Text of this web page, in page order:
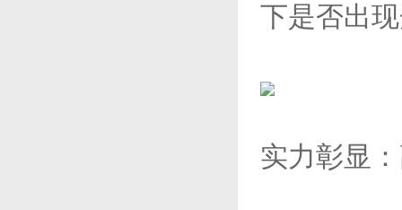
下是否出
实力彰显